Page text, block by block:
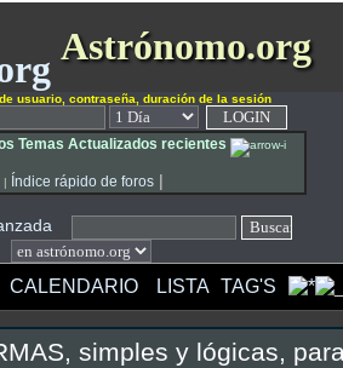
Astrónomo.org
usuario, contraseña, duración de la sesión
Temas Actualizados recientes
| Índice rápido de foros |
CALENDARIO LISTA TAG'S
simples y lógicas,